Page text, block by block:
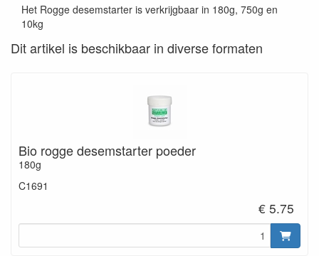
Het Rogge desemstarter is verkrijgbaar in 180g, 750g en
10kg
Dit artikel is beschikbaar in diverse formaten
Bio rogge desemstarter poeder
180g
C1691
€ 5.75